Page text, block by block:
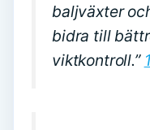
baljväxter
bidra till
viktkontroll.”